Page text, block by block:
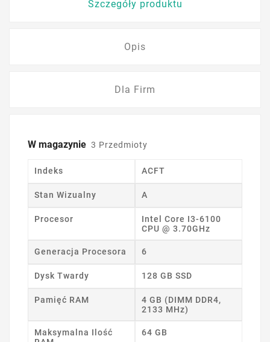
Szczegóły produktu
Opis
Dla Firm
W magazynie 3 Przedmioty
Indeks ACFT
Stan Wizualny A
Procesor
Intel Core I3-6100
CPU @ 3.70GHz
Generacja Procesora 6
Dysk Twardy 128 GB SSD
Pamięć RAM
4 GB (DIMM DDR4,
2133 MHz)
Maksymalna Ilość
64 GB